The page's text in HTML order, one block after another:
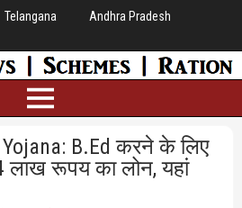
Telangana
Andhra Pradesh
B.Ed करने के लिए
लाख रूपय का लोन, यहां